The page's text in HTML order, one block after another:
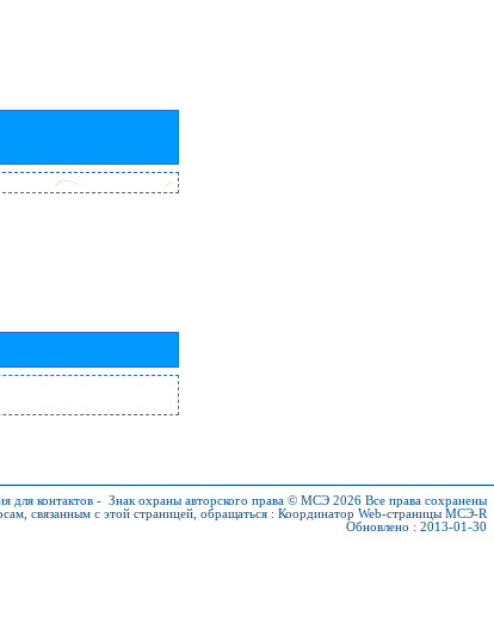
для контактов - Знак охраны авторского права © МСЭ 2026 Все права сохранены
связанным с этой страницей, обращаться : Координатор Web-страницы МСЭ-R
Обновлено : 2013-01-30